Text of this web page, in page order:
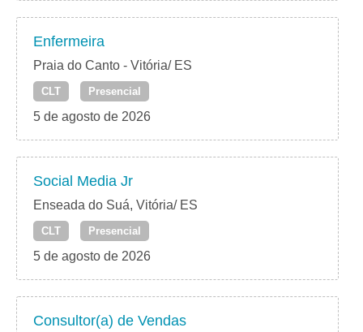
Enfermeira
Praia do Canto - Vitória/ ES
CLT Presencial
5 de agosto de 2026
Social Media Jr
Enseada do Suá, Vitória/ ES
CLT Presencial
5 de agosto de 2026
Consultor(a) de Vendas